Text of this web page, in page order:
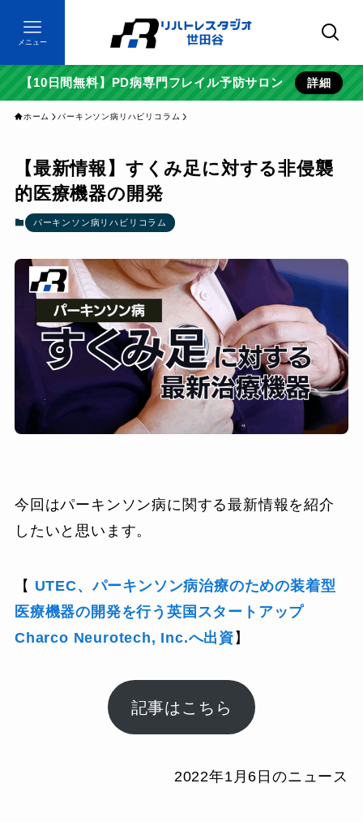
メニュー
【10日間無料】PD病専門フレイル予防サロン 詳細
ホーム パーキンソン病リハビリコラム
【最新情報】すくみ足に対する非侵襲
的医療機器の開発
パーキンソン病リハビリコラム
今回はパーキンソン病に関する最新情報を紹介
したいと思います。
【 UTEC、パーキンソン病治療のための装着型
医療機器の開発を行う英国スタートアップ
Charco Neurotech, Inc.へ出資 】
記事はこちら
2022年1月6日のニュース